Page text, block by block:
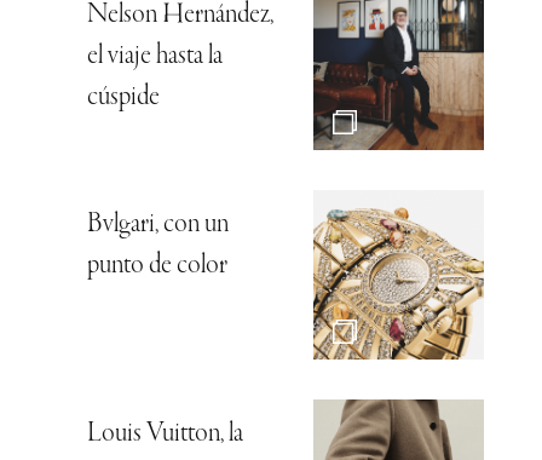
Nelson Hernández,
el viaje hasta la
cúspide
Bvlgari, con un
punto de color
Louis Vuitton, la